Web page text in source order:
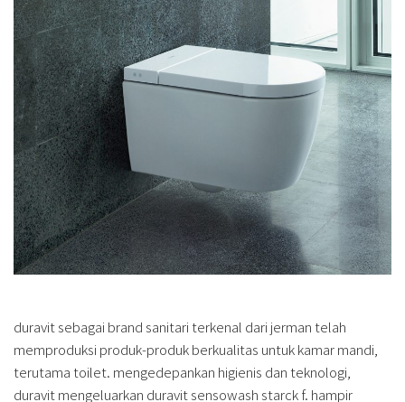
duravit sebagai brand sanitari terkenal dari jerman telah
memproduksi produk-produk berkualitas untuk kamar mandi,
terutama toilet. mengedepankan higienis dan teknologi,
duravit mengeluarkan duravit sensowash starck f. hampir